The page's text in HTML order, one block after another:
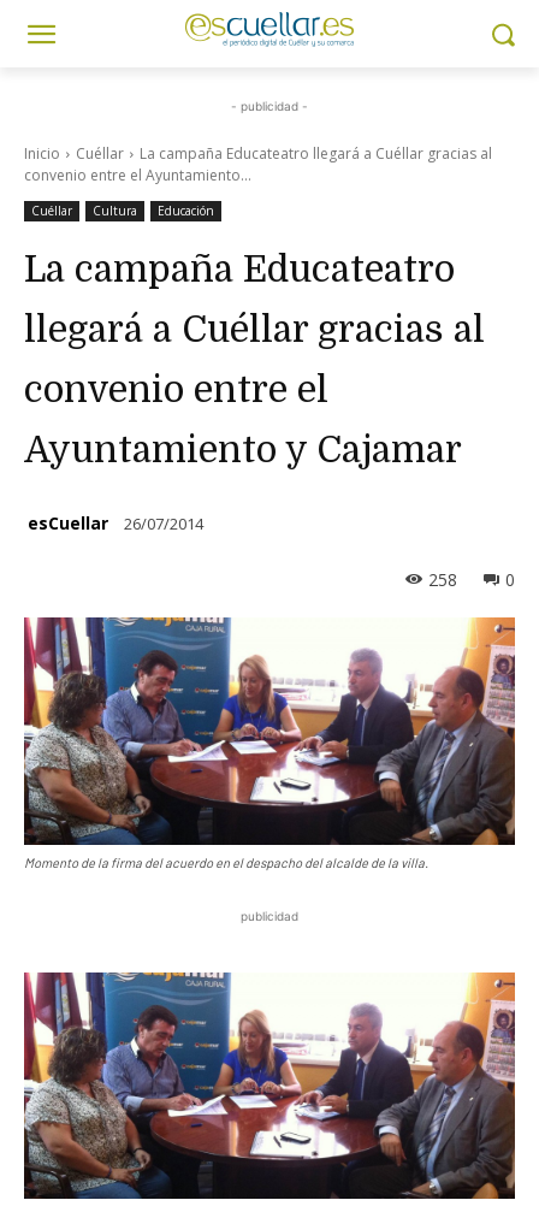
- publicidad -
Inicio Cuéllar
La campaña Educateatro llegará a Cuéllar gracias al
convenio entre el Ayuntamiento...
Cuéllar Cultura Educación
La campaña Educateatro
llegará a Cuéllar gracias al
convenio entre el
Ayuntamiento y Cajamar
esCuellar 26/07/2014
0
258
Momento de la firma del acuerdo en el despacho del alcalde de la villa.
publicidad